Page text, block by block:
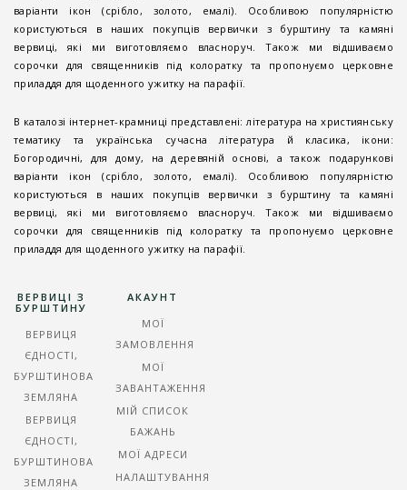
варіанти ікон (срібло, золото, емалі). Особливою популярністю
користуються в наших покупців вервички з бурштину та камяні
вервиці, які ми виготовляємо власноруч. Також ми відшиваємо
сорочки для священників під колоратку та пропонуємо церковне
приладдя для щоденного ужитку на парафії.
В каталозі інтернет-крамниці представлені: література на християнську
тематику та українська сучасна література й класика, ікони:
Богородичні, для дому, на деревяній основі, а також подарункові
варіанти ікон (срібло, золото, емалі). Особливою популярністю
користуються в наших покупців вервички з бурштину та камяні
вервиці, які ми виготовляємо власноруч. Також ми відшиваємо
сорочки для священників під колоратку та пропонуємо церковне
приладдя для щоденного ужитку на парафії.
ВЕРВИЦІ З
БУРШТИНУ
ВЕРВИЦЯ
ЄДНОСТІ,
БУРШТИНОВА
ЗЕМЛЯНА
ВЕРВИЦЯ
ЄДНОСТІ,
БУРШТИНОВА
ЗЕМЛЯНА
АКАУНТ
МОЇ
ЗАМОВЛЕННЯ
МОЇ
ЗАВАНТАЖЕННЯ
МІЙ СПИСОК
БАЖАНЬ
МОЇ АДРЕСИ
НАЛАШТУВАННЯ